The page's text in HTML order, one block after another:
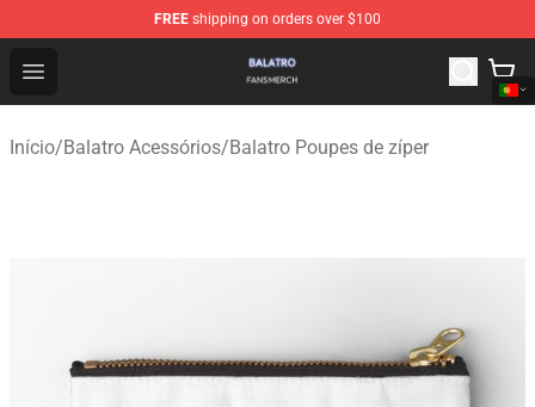
FREE shipping on orders over $100
Open menu
Balatro Shop - Official Balatro Merchandise Store
Início/Balatro Acessórios/Balatro Poupes de zíper